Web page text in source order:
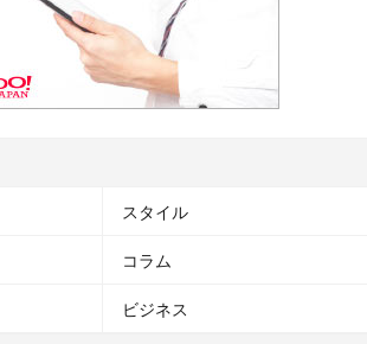
スタイル
コラム
ビジネス